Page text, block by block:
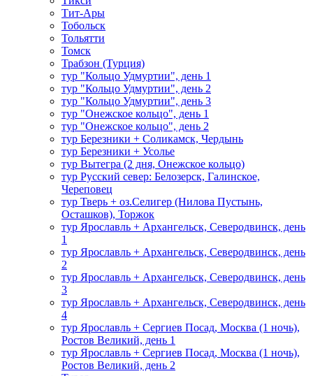
Тит-Ары
Тобольск
Тольятти
Томск
Трабзон (Турция)
тур "Кольцо Удмуртии", день 1
тур "Кольцо Удмуртии", день 2
тур "Кольцо Удмуртии", день 3
тур "Онежское кольцо", день 1
тур "Онежское кольцо", день 2
тур Березники + Соликамск, Чердынь
тур Березники + Усолье
тур Вытегра (2 дня, Онежское кольцо)
тур Русский север: Белозерск, Галинское,
Череповец
тур Тверь + оз.Селигер (Нилова Пустынь,
Осташков), Торжок
тур Ярославль + Архангельск, Северодвинск, день
1
тур Ярославль + Архангельск, Северодвинск, день
2
тур Ярославль + Архангельск, Северодвинск, день
3
тур Ярославль + Архангельск, Северодвинск, день
4
тур Ярославль + Сергиев Посад, Москва (1 ночь),
Ростов Великий, день 1
тур Ярославль + Сергиев Посад, Москва (1 ночь),
Ростов Великий, день 2